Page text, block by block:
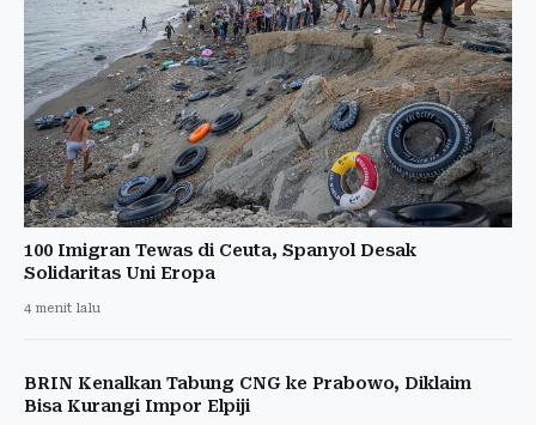
100 Imigran Tewas di Ceuta, Spanyol Desak
Solidaritas Uni Eropa
4 menit lalu
BRIN Kenalkan Tabung CNG ke Prabowo, Diklaim
Bisa Kurangi Impor Elpiji